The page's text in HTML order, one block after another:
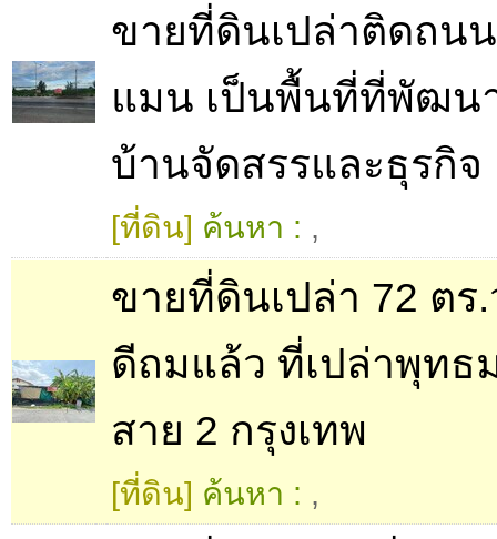
ขายที่ดินเปล่าติดถน
แมน เป็นพื้นที่ที่พัฒน
บ้านจัดสรรและธุรกิจ
[ที่ดิน] ค้นหา : ,
ขายที่ดินเปล่า 72 ตร.
ดีถมแล้ว ที่เปล่าพุท
สาย 2 กรุงเทพ
[ที่ดิน] ค้นหา : ,